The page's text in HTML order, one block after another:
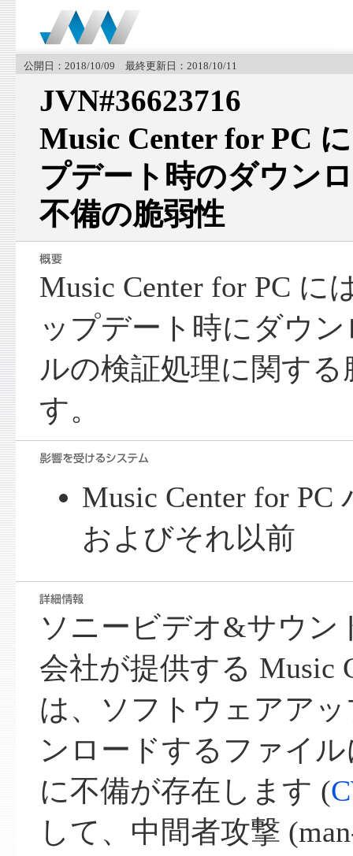
公開日：2018/10/09 最終更新日：2018/10/11
JVN#36623716
Music Center for PC
プデート時のダウン
不備の脆弱性
Music Center for PC
ップデート時にダウ
ルの検証処理に関す
す。
Music Center for PC
およびそれ以前
ソニービデオ&サウン
会社が提供する Music
は、ソフトウェアア
ンロードするファイ
に不備が存在します (
して、中間者攻撃